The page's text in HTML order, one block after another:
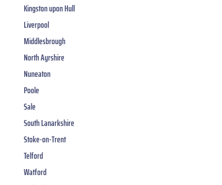
Kingston upon Hull
Liverpool
Middlesbrough
North Ayrshire
Nuneaton
Poole
Sale
South Lanarkshire
Stoke-on-Trent
Telford
Watford